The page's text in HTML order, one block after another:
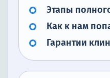
Этапы
Как к нам
Гарантии